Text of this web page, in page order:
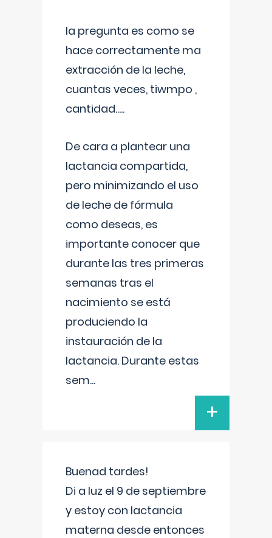
la pregunta es como se
hace correctamente ma
extracción de la leche,
cuantas veces, tiwmpo ,
cantidad.....
De cara a plantear una
lactancia compartida,
pero minimizando el uso
de leche de fórmula
como deseas, es
importante conocer que
durante las tres primeras
semanas tras el
nacimiento se está
produciendo la
instauración de la
lactancia. Durante estas
sem...
+
Buenad tardes!
Di a luz el 9 de septiembre
y estoy con lactancia
materna desde entonces